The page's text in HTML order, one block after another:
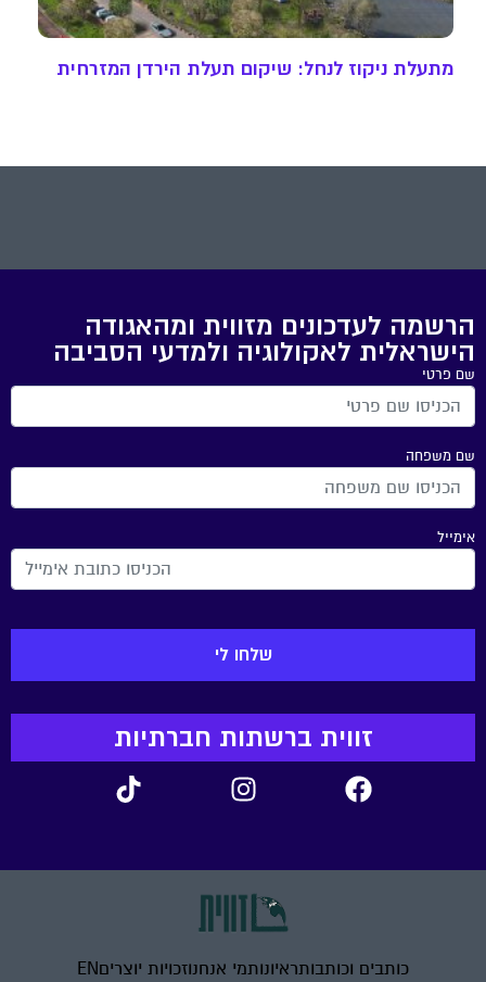
מתעלת ניקוז לנחל: שיקום תעלת הירדן המזרחית
הרשמה לעדכונים מזווית ומהאגודה
הישראלית לאקולוגיה ולמדעי הסביבה
שם פרטי
שם משפחה
אימייל
זווית ברשתות חברתיות
כותבים וכותבותראיונותמי אנחנוזכויות יוצריםEN